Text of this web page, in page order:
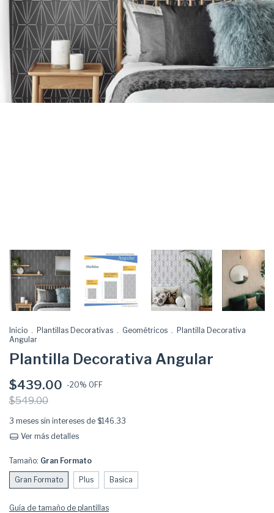
Inicio . Plantillas Decorativas . Geométricos . Plantilla Decorativa
Angular
Plantilla Decorativa Angular
$439.00 -20% OFF
$549.00
3 meses sin intereses de $146.33
Ver más detalles
Tamaño: Gran Formato
Gran Formato Plus Basica
Guía de tamaño de plantillas